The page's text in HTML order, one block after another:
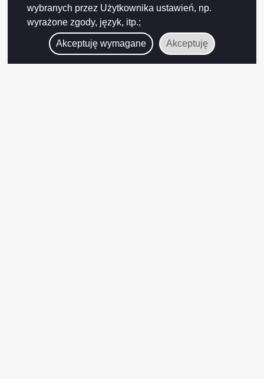
wybranych przez Użytkownika ustawień, np.
wyrażone zgody, język, itp.;
Akceptuję wymagane Akceptuję